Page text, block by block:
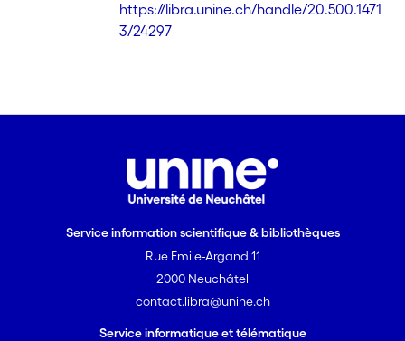
https://libra.unine.ch/handle/20.500.1471
3/24297
Service information scientifique & bibliothèques
Rue Emile-Argand 11
2000 Neuchâtel
contact.libra@unine.ch
Service informatique et télématique